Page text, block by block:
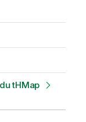
tHMap